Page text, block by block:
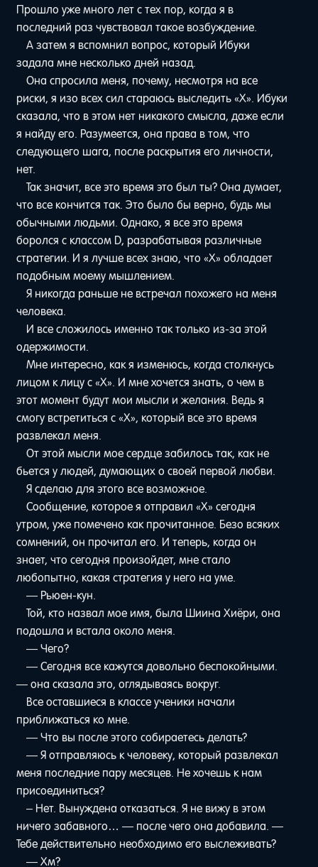
Прошло уже много лет с тех пор, когда я в
последний раз чувствовал такое возбуждение.
А затем я вспомнил вопрос, который Ибуки
задала мне несколько дней назад.
Она спросила меня, почему, несмотря на все
риски, я изо всех сил стараюсь выследить «Х». Ибуки
сказала, что в этом нет никакого смысла, даже если
я найду его. Разумеется, она права в том, что
следующего шага, после раскрытия его личности,
нет.
Так значит, все это время это был ты? Она думает,
что все кончится так. Это было бы верно, будь мы
обычными людьми. Однако, я все это время
боролся с классом D, разрабатывая различные
стратегии. И я лучше всех знаю, что «Х» обладает
подобным моему мышлением.
Я никогда раньше не встречал похожего на меня
человека.
И все сложилось именно так только из-за этой
одержимости.
Мне интересно, как я изменюсь, когда столкнусь
лицом к лицу с «Х». И мне хочется знать, о чем в
этот момент будут мои мысли и желания. Ведь я
смогу встретиться с «Х», который все это время
развлекал меня.
От этой мысли мое сердце забилось так, как не
бьется у людей, думающих о своей первой любви.
Я сделаю для этого все возможное.
Сообщение, которое я отправил «Х» сегодня
утром, уже помечено как прочитанное. Безо всяких
сомнений, он прочитал его. И теперь, когда он
знает, что сегодня произойдет, мне стало
любопытно, какая стратегия у него на уме.
— Рьюен-кун.
Той, кто назвал мое имя, была Шиина Хиёри, она
подошла и встала около меня.
— Чего?
— Сегодня все кажутся довольно беспокойными.
— она сказала это, оглядываясь вокруг.
Все оставшиеся в классе ученики начали
приближаться ко мне.
— Что вы после этого собираетесь делать?
— Я отправляюсь к человеку, который развлекал
меня последние пару месяцев. Не хочешь к нам
присоединиться?
– Нет. Вынуждена отказаться. Я не вижу в этом
ничего забавного… — после чего она добавила. —
Тебе действительно необходимо его выслеживать?
— Хм?